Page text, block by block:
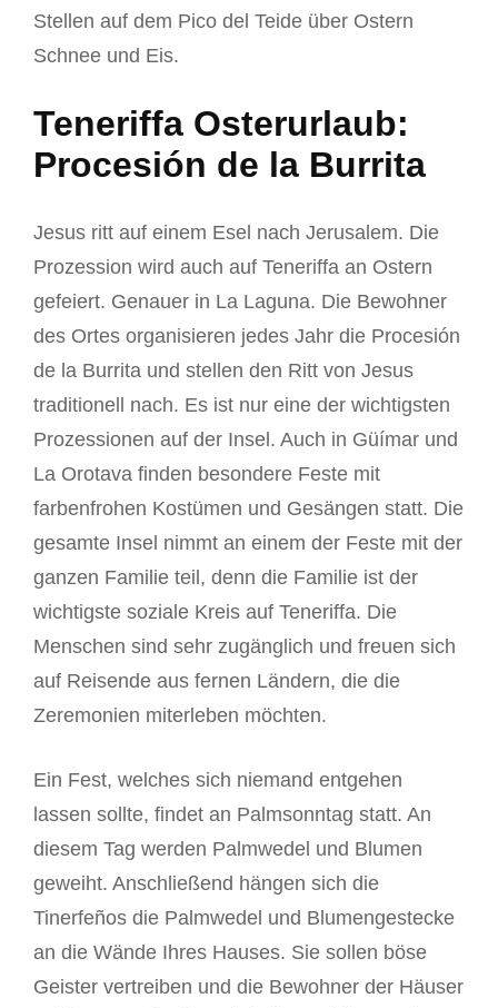
Stellen auf dem Pico del Teide über Ostern
Schnee und Eis.
Teneriffa Osterurlaub:
Procesión de la Burrita
Jesus ritt auf einem Esel nach Jerusalem. Die
Prozession wird auch auf Teneriffa an Ostern
gefeiert. Genauer in La Laguna. Die Bewohner
des Ortes organisieren jedes Jahr die Procesión
de la Burrita und stellen den Ritt von Jesus
traditionell nach. Es ist nur eine der wichtigsten
Prozessionen auf der Insel. Auch in Güímar und
La Orotava finden besondere Feste mit
farbenfrohen Kostümen und Gesängen statt. Die
gesamte Insel nimmt an einem der Feste mit der
ganzen Familie teil, denn die Familie ist der
wichtigste soziale Kreis auf Teneriffa. Die
Menschen sind sehr zugänglich und freuen sich
auf Reisende aus fernen Ländern, die die
Zeremonien miterleben möchten.
Ein Fest, welches sich niemand entgehen
lassen sollte, findet an Palmsonntag statt. An
diesem Tag werden Palmwedel und Blumen
geweiht. Anschließend hängen sich die
Tinerfeños die Palmwedel und Blumengestecke
an die Wände Ihres Hauses. Sie sollen böse
Geister vertreiben und die Bewohner der Häuser